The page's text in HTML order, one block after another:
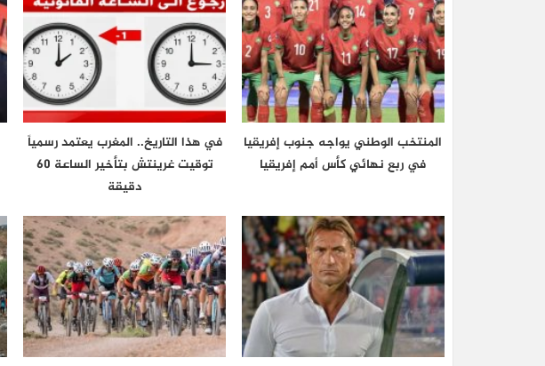
المنتخب الوطني يواجه جنوب إفريقيا
في ربع نهائي كأس أمم إفريقيا
في هذا التاريخ.. المغرب يعتمد رسمياً
توقيت غرينتش بتأخير الساعة 60
دقيقة